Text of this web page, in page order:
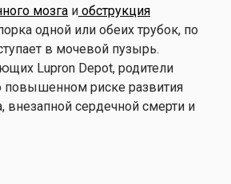
мозга и обструкция
одной или обеих трубок, по
в мочевой пузырь.
Lupron Depot, родители
риске развития
внезапной сердечной смерти и